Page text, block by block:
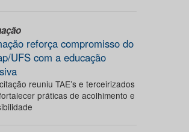
reforça compromisso do
UFS com a educação
reuniu TAE’s e terceirizados
práticas de acolhimento e